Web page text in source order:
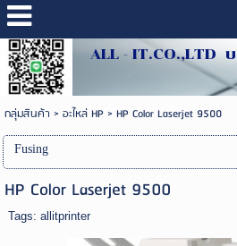
ALL - IT.CO.,LTD
กลุ่มสินค้า > อะไหล่ HP> HP Color Laserjet 9500
Fusing
HP Color Laserjet 9500
Tags: allitprinter